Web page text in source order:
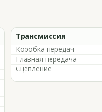
Трансмиссия
Коробка передач
Главная передача
Сцепление